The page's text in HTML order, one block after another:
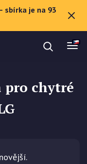
sbírka je na 93
chytré